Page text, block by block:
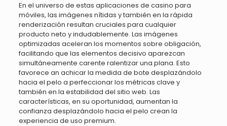
En el universo de estas aplicaciones de casino para
móviles, las imágenes nítidas y también en la rápida
renderización resultan cruciales para cualquier
producto neto y indudablemente. Las imágenes
optimizadas aceleran los momentos sobre obligación,
facilitando que las elementos decisivo aparezcan
simultáneamente carente ralentizar una plana. Esto
favorece an achicar la medida de bote desplazándolo
hacia el pelo a perfeccionar los métricas clave y
también en la estabilidad del sitio web. Las
características, en su oportunidad, aumentan la
confianza desplazándolo hacia el pelo crean la
experiencia de uso premium.